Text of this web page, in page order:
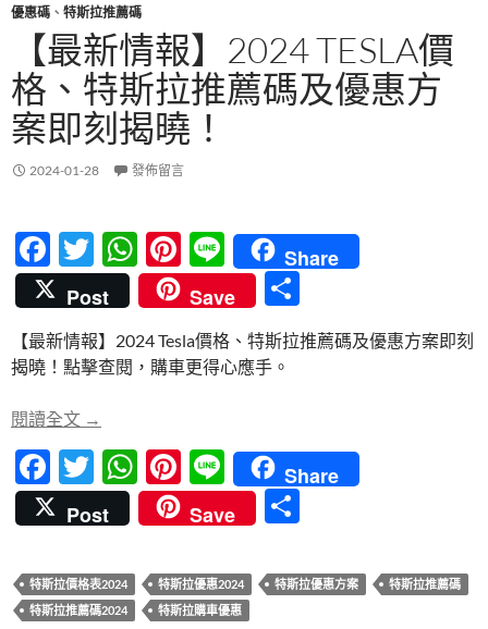
優惠碼 、 特斯拉推薦碼
【最新情報】2024 TESLA價
格、特斯拉推薦碼及優惠方
案即刻揭曉！
2024-01-28 發佈留言
F
ac
e
b
o
o
k
T
w
itt
er
W
h
at
s
A
p
Pi
nt
er
es
t
Li
n
e
Share
Post
Save
享
【最新情報】2024 Tesla價格、特斯拉推薦碼及優惠方案即刻
揭曉！點擊查閱，購車更得心應手。
閱讀全文 【最新情報】2024 Tesla價格、特斯拉推薦碼及優惠
→
F
ac
e
b
o
T
w
itt
er
W
h
at
s
A
Pi
nt
er
es
t
Li
n
e
Share
Post
Save
特斯拉價格表2024 特斯拉優惠2024 特斯拉優惠方案
特斯拉推薦碼
特斯拉推薦碼2024
特斯拉購車優惠